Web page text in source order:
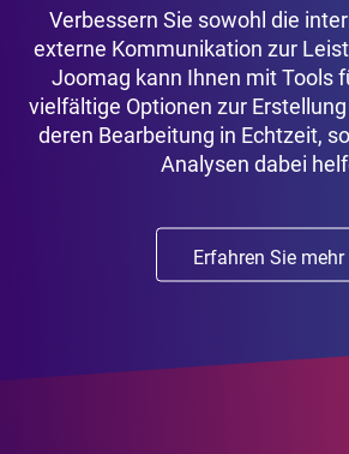
Verbessern Sie sowohl die
externe Kommunikation zur
Joomag kann Ihnen mit Tools
vielfältige Optionen zur
deren Bearbeitung in Echtzeit,
Analysen dabei
Erfahren Sie mehr